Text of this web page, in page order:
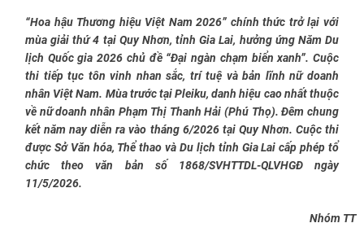
“Hoa hậu Thương hiệu Việt Nam 2026” chính thức trở lại với
mùa giải thứ 4 tại Quy Nhơn, tỉnh Gia Lai, hưởng ứng Năm Du
lịch Quốc gia 2026 chủ đề “Đại ngàn chạm biển xanh”. Cuộc
thi tiếp tục tôn vinh nhan sắc, trí tuệ và bản lĩnh nữ doanh
nhân Việt Nam. Mùa trước tại Pleiku, danh hiệu cao nhất thuộc
về nữ doanh nhân Phạm Thị Thanh Hải (Phú Thọ). Đêm chung
kết năm nay diễn ra vào tháng 6/2026 tại Quy Nhơn. Cuộc thi
được Sở Văn hóa, Thể thao và Du lịch tỉnh Gia Lai cấp phép tổ
chức theo văn bản số 1868/SVHTTDL-QLVHGĐ ngày
11/5/2026.
Nhóm TT